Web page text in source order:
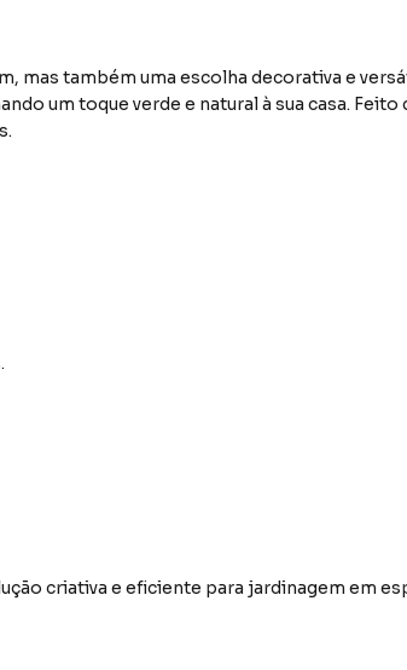
mas também uma escolha decorativa e
um toque verde e natural à sua casa. Feito
criativa e eficiente para jardinagem em